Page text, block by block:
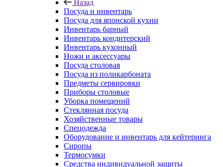
Назад
Посуда и инвентарь
Посуда для японской кухни
Инвентарь барный
Инвентарь кондитерский
Инвентарь кухонный
Ножи и аксессуары
Посуда столовая
Посуда из поликарбоната
Предметы сервировки
Приборы столовые
Уборка помещений
Стеклянная посуда
Хозяйственные товары
Спецодежда
Оборудование и инвентарь для кейтеринга
Сиропы
Термосумки
Средства индивидуальной защиты